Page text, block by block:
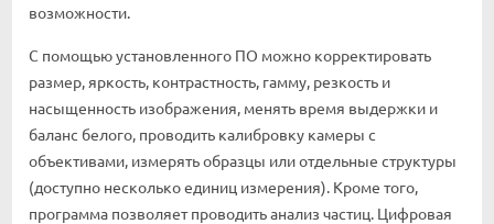
возможности.
С помощью установленного ПО можно корректировать
размер, яркость, контрастность, гамму, резкость и
насыщенность изображения, менять время выдержки и
баланс белого, проводить калибровку камеры с
объективами, измерять образцы или отдельные структуры
(доступно несколько единиц измерения). Кроме того,
программа позволяет проводить анализ частиц. Цифровая